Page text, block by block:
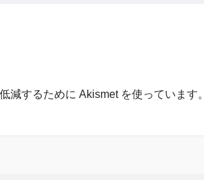
減するために Akismet を使っています。